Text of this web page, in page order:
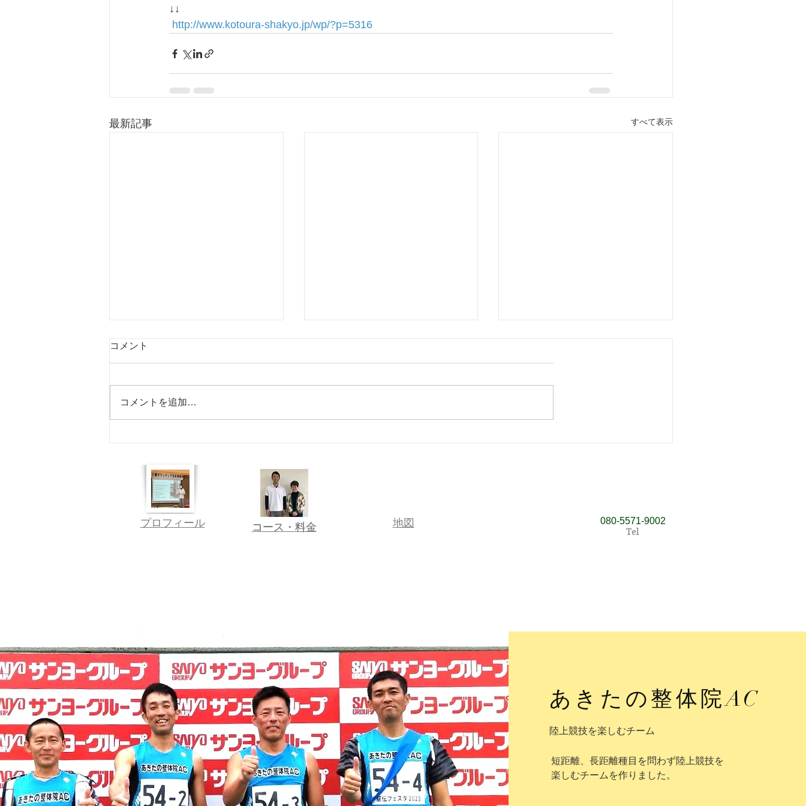
↓↓
http://www.kotoura-shakyo.jp/wp/?p=5316
最新記事 すべて表示
コメント
コメントを追加…
​​プロフィール ​コース・料金
​コース・料金 ​地図 ​080‐5571‐9002
Tel
あきたの整体院AC
陸上競技を楽しむチーム
短距離、長距離種目を問わず陸上競技を
楽しむチームを作りました。